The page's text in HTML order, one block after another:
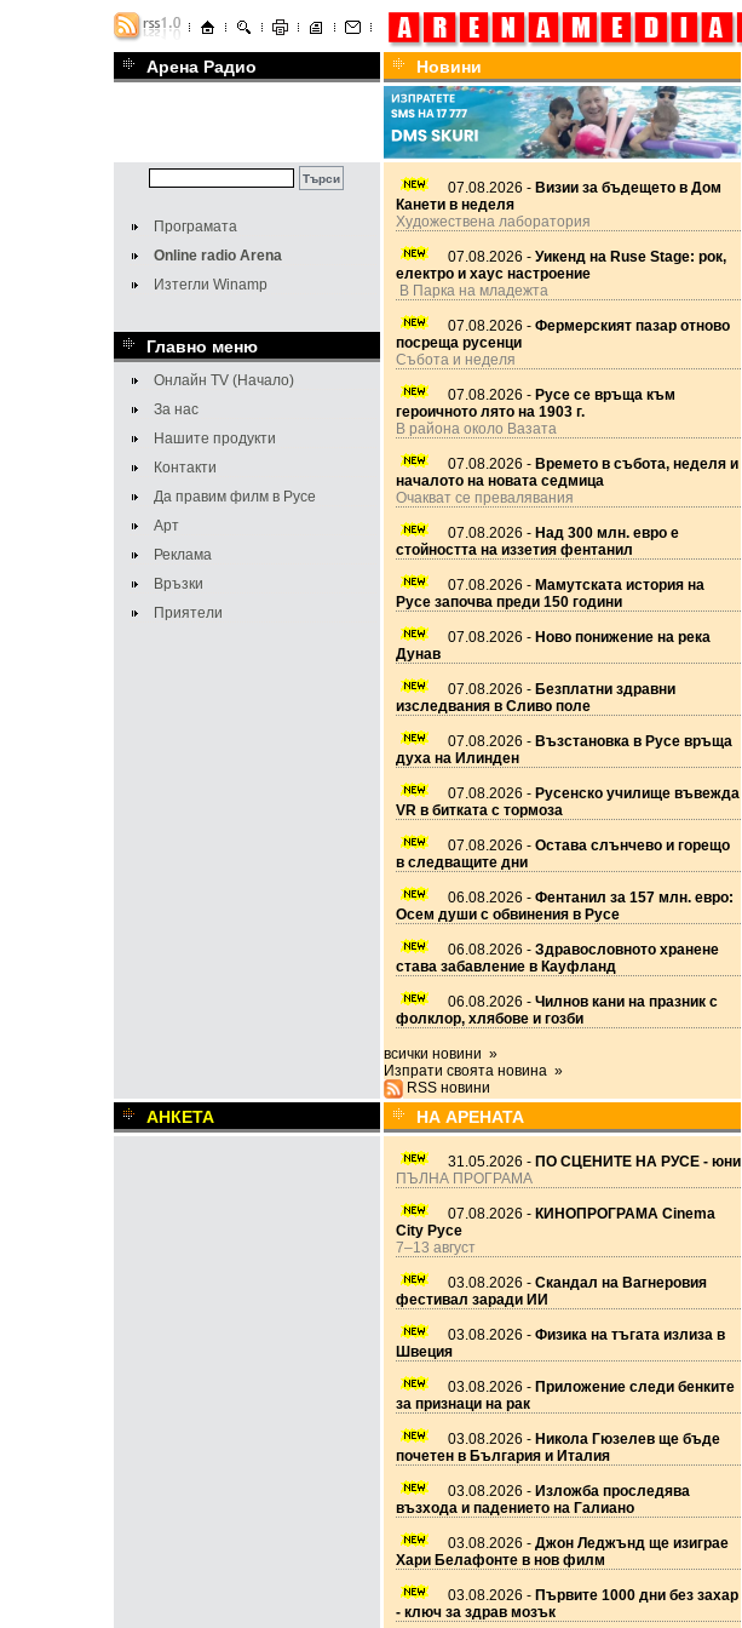
Арена Радио Новини
Програмата
Online radio Arena
Изтегли Winamp
Главно меню
Онлайн TV (Начало)
За нас
Нашите продукти
Контакти
Да правим филм в Русе
Арт
Реклама
Връзки
Приятели
07.08.2026 - Визии за бъдещето в Дом
Канети в неделя
Художествена лаборатория
07.08.2026 - Уикенд на Ruse Stage: рок,
електро и хаус настроение
В Парка на младежта
07.08.2026 - Фермерският пазар отново
посреща русенци
Събота и неделя
07.08.2026 - Русе се връща към
героичното лято на 1903 г.
В района около Вазата
07.08.2026 - Времето в събота, неделя и
началото на новата седмица
Очакват се превалявания
07.08.2026 - Над 300 млн. евро е
стойността на иззетия фентанил
07.08.2026 - Мамутската история на
Русе започва преди 150 години
07.08.2026 - Ново понижение на река
Дунав
07.08.2026 - Безплатни здравни
изследвания в Сливо поле
07.08.2026 - Възстановка в Русе връща
духа на Илинден
07.08.2026 - Русенско училище въвежда
VR в битката с тормоза
07.08.2026 - Остава слънчево и горещо
в следващите дни
06.08.2026 - Фентанил за 157 млн. евро:
Осем души с обвинения в Русе
06.08.2026 - Здравословното хранене
става забавление в Кауфланд
06.08.2026 - Чилнов кани на празник с
фолклор, хлябове и гозби
всички новини »
Изпрати своята новина »
RSS новини
АНКЕТА НА АРЕНАТА
31.05.2026 - ПО СЦЕНИТЕ НА РУСЕ - юни
ПЪЛНА ПРОГРАМА
07.08.2026 - КИНОПРОГРАМА Cinema
City Русе
7–13 август
03.08.2026 - Скандал на Вагнеровия
фестивал заради ИИ
03.08.2026 - Физика на тъгата излиза в
Швеция
03.08.2026 - Приложение следи бенките
за признаци на рак
03.08.2026 - Никола Гюзелев ще бъде
почетен в България и Италия
03.08.2026 - Изложба проследява
възхода и падението на Галиано
03.08.2026 - Джон Леджънд ще изиграе
Хари Белафонте в нов филм
03.08.2026 - Първите 1000 дни без захар
- ключ за здрав мозък